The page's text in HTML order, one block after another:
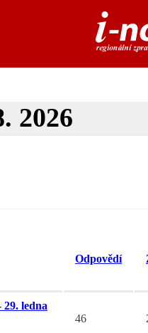
2026
Odpovědí
29. ledna
46